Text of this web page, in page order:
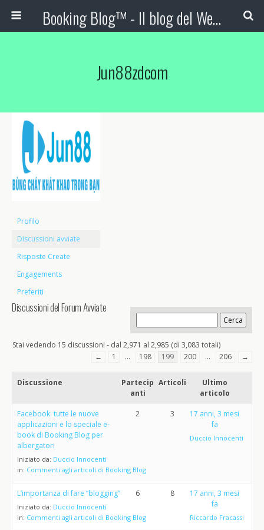
Booking Blog™ - Il blog del Web Marketing Turistico
Jun88zdcom
Profilo
Discussioni avviate
Risposte Create
Engagements
Preferiti
Discussioni del Forum Avviate
Stai vedendo 15 discussioni - dal 2,971 al 2,985 (di 3,083 totali)
←
1 … 198 199 200 … 206 →
Discussione
Partecip
anti
Articoli
Ultimo
articolo
Facebook: tutte le nuove
applicazioni e lo speciale e-
book di Booking Blog per
albergatori
Iniziato da: Duccio Innocenti
in: Commenti agli articoli di Booking Blog
2 3
17 anni, 3 mesi
fa
Duccio Innocenti
L’importanza di fare “blogging”
Iniziato da: Duccio Innocenti
in: Commenti agli articoli di Booking Blog
6 8
17 anni, 3 mesi
fa
Riccardo Fracassi